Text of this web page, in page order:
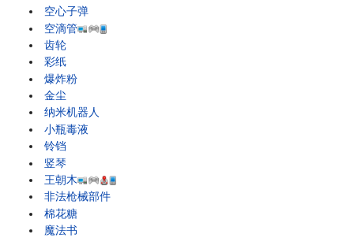
空心子弹
空滴管
齿轮
彩纸
爆炸粉
金尘
纳米机器人
小瓶毒液
铃铛
竖琴
王朝木
非法枪械部件
棉花糖
魔法书